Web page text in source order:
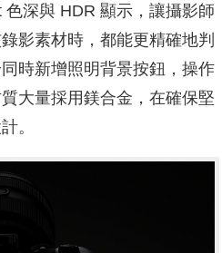
深與 HDR 顯示，讓攝影師
影素材時，都能更精確地判
時新增照明背景按鈕，操作
大量採用鎂合金，在確保堅
。